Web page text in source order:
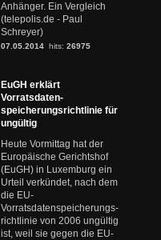
Anhänger. Ein Vergleich
(telepolis.de - Paul
Schreyer)
07.05.2014 hits: 26975
EuGH erklärt
Vorratsdaten-
speicherungsrichtlinie für
ungültig
Heute Vormittag hat der
Europäische Gerichtshof
(EuGH) in Luxemburg ein
Urteil verkündet, nach dem
die EU-
Vorratsdatenspeicherungs-
richtlinie von 2006 ungültig
ist, weil sie gegen die EU-